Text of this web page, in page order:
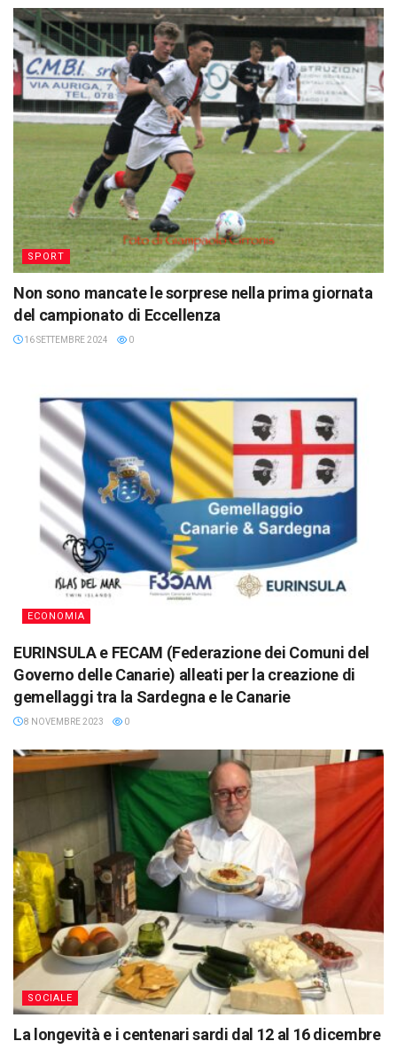
SPORT
Non sono mancate le sorprese nella prima giornata
del campionato di Eccellenza
16 SETTEMBRE 2024 0
ECONOMIA
EURINSULA e FECAM (Federazione dei Comuni del
Governo delle Canarie) alleati per la creazione di
gemellaggi tra la Sardegna e le Canarie
8 NOVEMBRE 2023 0
SOCIALE
La longevità e i centenari sardi dal 12 al 16 dicembre